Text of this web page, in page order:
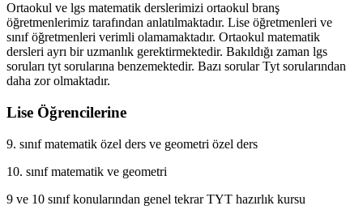
Ortaokul ve lgs matematik derslerimizi ortaokul branş
öğretmenlerimiz tarafından anlatılmaktadır. Lise öğretmenleri ve
sınıf öğretmenleri verimli olamamaktadır. Ortaokul matematik
dersleri ayrı bir uzmanlık gerektirmektedir. Bakıldığı zaman lgs
soruları tyt sorularına benzemektedir. Bazı sorular Tyt sorularından
daha zor olmaktadır.
Lise Öğrencilerine
9. sınıf matematik özel ders ve geometri özel ders
10. sınıf matematik ve geometri
9 ve 10 sınıf konularından genel tekrar TYT hazırlık kursu